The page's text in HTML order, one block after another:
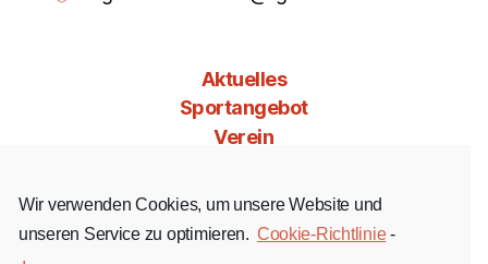
Aktuelles
Sportangebot
Verein
Jobs & Co
Kontakt
Wir verwenden Cookies, um unsere Website und
unseren Service zu optimieren. Cookie-Richtlinie-